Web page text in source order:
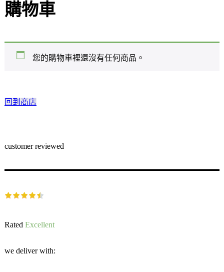
購物車
您的購物車裡還沒有任何商品。
回到商店
customer reviewed
Rated Excellent
we deliver with: